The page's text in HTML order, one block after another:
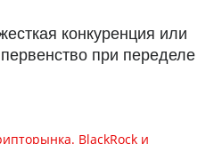
конкуренция или
при переделе